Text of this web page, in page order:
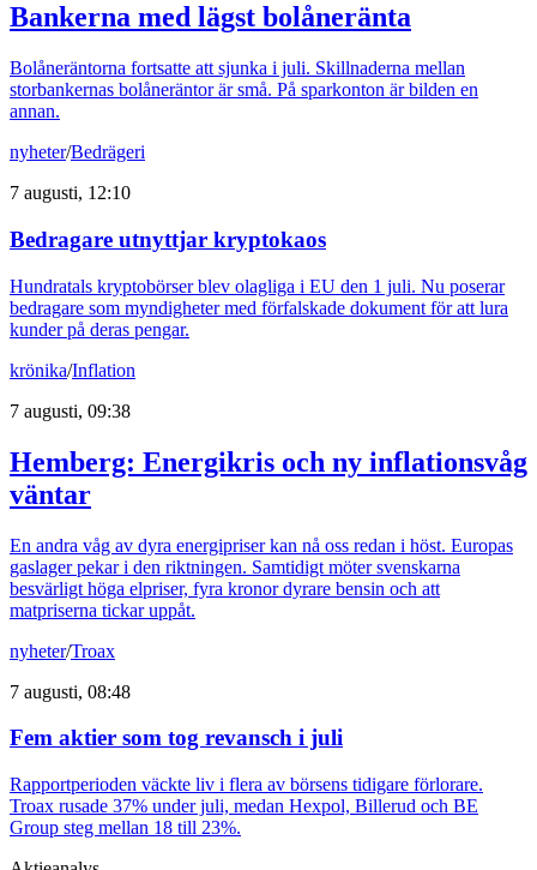
Bankerna med lägst bolåneränta
Bolåneräntorna fortsatte att sjunka i juli. Skillnaderna mellan
storbankernas bolåneräntor är små. På sparkonton är bilden en
annan.
nyheter/Bedrägeri
7 augusti, 12:10
Bedragare utnyttjar kryptokaos
Hundratals kryptobörser blev olagliga i EU den 1 juli. Nu poserar
bedragare som myndigheter med förfalskade dokument för att lura
kunder på deras pengar.
krönika/Inflation
7 augusti, 09:38
Hemberg: Energikris och ny inflationsvåg
väntar
En andra våg av dyra energipriser kan nå oss redan i höst. Europas
gaslager pekar i den riktningen. Samtidigt möter svenskarna
besvärligt höga elpriser, fyra kronor dyrare bensin och att
matpriserna tickar uppåt.
nyheter/Troax
7 augusti, 08:48
Fem aktier som tog revansch i juli
Rapportperioden väckte liv i flera av börsens tidigare förlorare.
Troax rusade 37% under juli, medan Hexpol, Billerud och BE
Group steg mellan 18 till 23%.